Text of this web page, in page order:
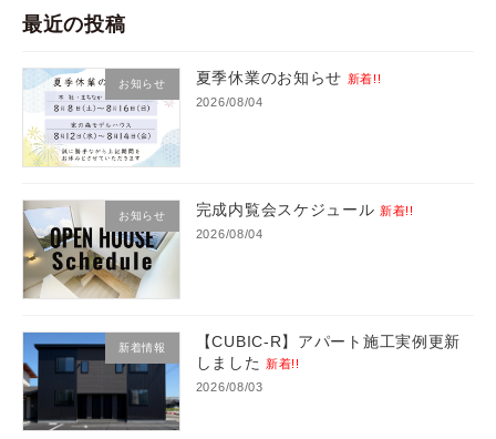
最近の投稿
お知らせ 夏季休業のお知らせ 新着!!
2026/08/04
お知らせ 完成内覧会スケジュール 新着!!
2026/08/04
新着情報
【CUBIC-R】アパート施工実例更新
しました
新着!!
2026/08/03